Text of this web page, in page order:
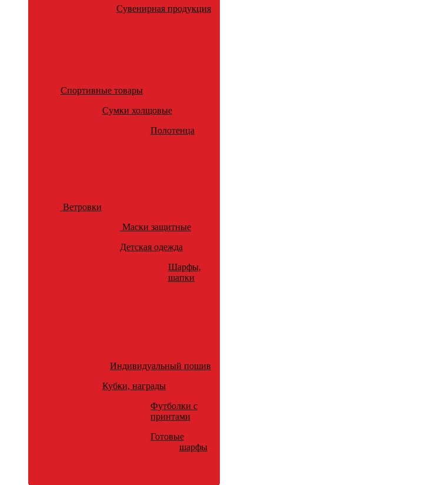
Сувенирная продукция
Спортивные товары
Сумки холщовые
Полотенца
Ветровки
Маски защитные
Детская одежда
Шарфы,
шапки
Индивидуальный пошив
Кубки, награды
Футболки с
принтами
Готовые
шарфы